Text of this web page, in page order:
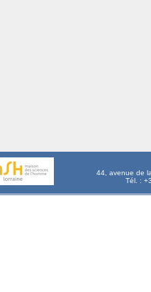
44, avenue de
Tél. :